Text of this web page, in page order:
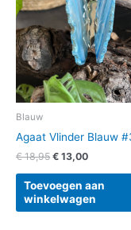
Blauw
Agaat Vlinder Blauw
€18,95 € 13,00
Toevoegen aan
winkelwagen